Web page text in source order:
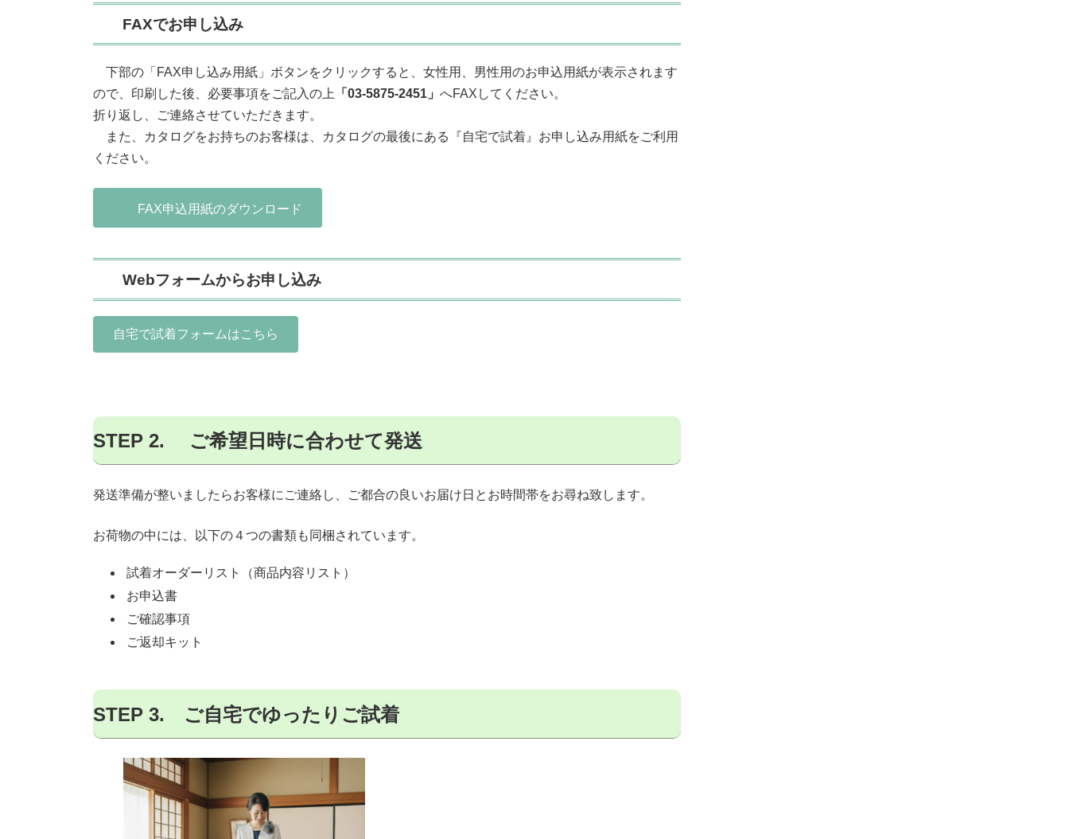
FAXでお申し込み
下部の「FAX申し込み用紙」ボタンをクリックすると、女性用、男性用のお申込用紙が表示されます
ので、印刷した後、必要事項をご記入の上
「03-5875-2451」 へFAXしてください。
折り返し、ご連絡させていただきます。
また、カタログをお持ちのお客様は、カタログの最後にある『自宅で試着』お申し込み用紙をご利用
ください。
FAX申込用紙のダウンロード
Webフォームからお申し込み
自宅で試着フォームはこちら
STEP 2. ご希望日時に合わせて発送
発送準備が整いましたらお客様にご連絡し、ご都合の良いお届け日とお時間帯をお尋ね致します。
お荷物の中には、以下の４つの書類も同梱されています。
試着オーダーリスト（商品内容リスト）
お申込書
ご確認事項
ご返却キット
STEP 3. ご自宅でゆったりご試着